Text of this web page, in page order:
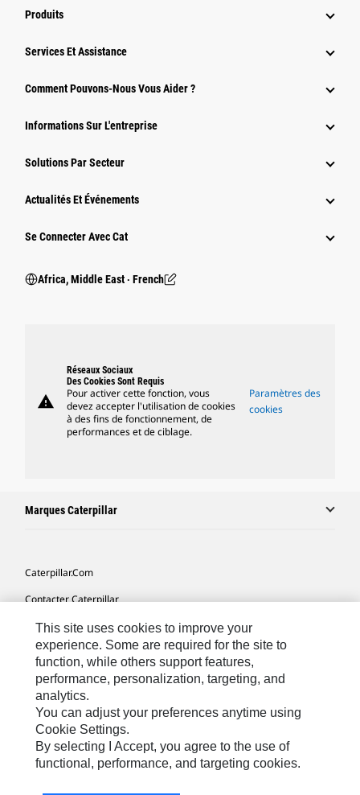
Produits
Services Et Assistance
Comment Pouvons-Nous Vous Aider ?
Informations Sur L'entreprise
Solutions Par Secteur
Actualités Et Événements
Se Connecter Avec Cat
Africa, Middle East ‧ French
warning
Réseaux Sociaux
Des Cookies Sont Requis
Pour activer cette fonction, vous
devez accepter l'utilisation de cookies
à des fins de fonctionnement, de
performances et de ciblage.
Paramètres des
cookies
Marques Caterpillar
Caterpillar.com
Contacter Caterpillar
Mes Préférences Marketing
Plan Du Site
Cookie Settings
Mentions Légales
Confidentialité
This site uses cookies to improve your
experience. Some are required for the site to
function, while others support features,
performance, personalization, targeting, and
analytics.
You can adjust your preferences anytime using
Cookie Settings.
By selecting I Accept, you agree to the use of
functional, performance, and targeting cookies.